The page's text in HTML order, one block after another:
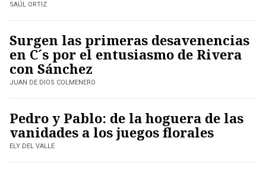
SAÚL ORTIZ
Surgen las primeras desavenencias
en C´s por el entusiasmo de Rivera
con Sánchez
JUAN DE DIOS COLMENERO
Pedro y Pablo: de la hoguera de las
vanidades a los juegos florales
ELY DEL VALLE